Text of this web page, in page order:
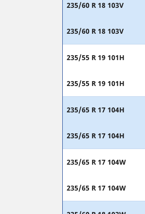
235/60 R 18 103V
235/60 R 18 103V
235/55 R 19 101H
235/55 R 19 101H
235/65 R 17 104H
235/65 R 17 104H
235/65 R 17 104W
235/65 R 17 104W